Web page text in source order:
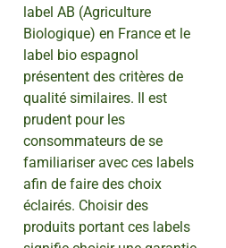
label AB (Agriculture
Biologique) en France et le
label bio espagnol
présentent des critères de
qualité similaires. Il est
prudent pour les
consommateurs de se
familiariser avec ces labels
afin de faire des choix
éclairés. Choisir des
produits portant ces labels